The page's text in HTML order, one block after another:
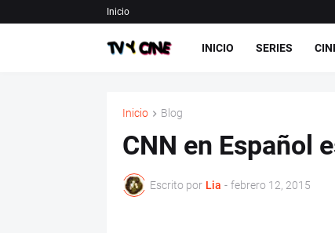
Inicio
INICIO SERIES
Inicio Blog
CNN en Español
Escrito por Lia - febrero 12, 2015